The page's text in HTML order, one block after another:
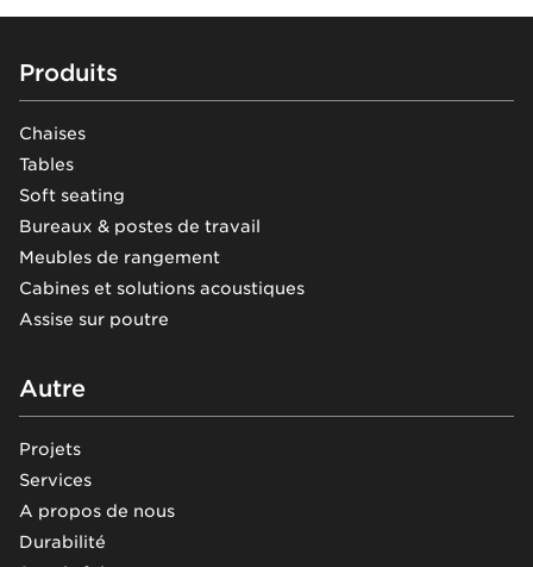
Footer
Produits
Chaises
Tables
Soft seating
Bureaux & postes de travail
Meubles de rangement
Cabines et solutions acoustiques
Assise sur poutre
Autre
Projets
Services
A propos de nous
Durabilité